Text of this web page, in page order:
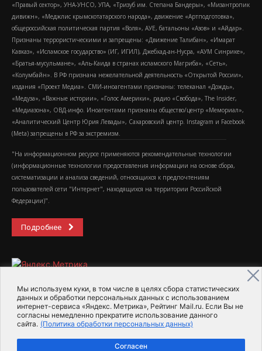
Мы используем куки, в том числе в целях сбора статистических
данных и обработки персональных данных с использованием
интернет-сервиса «Яндекс. Метрика», Рейтинг Mail.ru. Если Вы не
согласны немедленно прекратите использование данного
сайта. (Политика обработки персональных данных)
Согласен
«Правый сектор», УНА-УНСО, УПА, «Тризуб им. Степана Бандеры», «Мизантропик
дивижн», «Меджлис крымскотатарского народа», движение «Артподготовка»,
общероссийская политическая партия «Воля», АУЕ, батальоны «Азов» и «Айдар».
Признаны террористическими и запрещены: «Движение Талибан», «Имарат
Кавказ», «Исламское государство» (ИГ, ИГИЛ), Джебхад-ан-Нусра, «АУМ Синрике»,
«Братья-мусульмане», «Аль-Каида в странах исламского Магриба», «Сеть»,
«Колумбайн». В РФ признана нежелательной деятельность «Открытой России»,
издания «Проект Медиа». СМИ-иноагентами признаны: телеканал «Дождь»,
«Медуза», «Важные истории», «Голос Америки», радио «Свобода», The Insider,
«Медиазона», ОВД-инфо. Иноагентами признаны общество/центр «Мемориал»,
«Аналитический Центр Юрия Левады», Сахаровский центр. Instagram и Facebook
(Metа) запрещены в РФ за экстремизм.
"На информационном ресурсе применяются рекомендательные технологии
(информационные технологии предоставления информации на основе сбора,
систематизации и анализа сведений, относящихся к предпочтениям
пользователей сети "Интернет", находящихся на территории Российской
Федерации)".
Подробнее
2015-2026- Информационное агентство МедиаПоток
Для справки Об издании
Пользовательское соглашение